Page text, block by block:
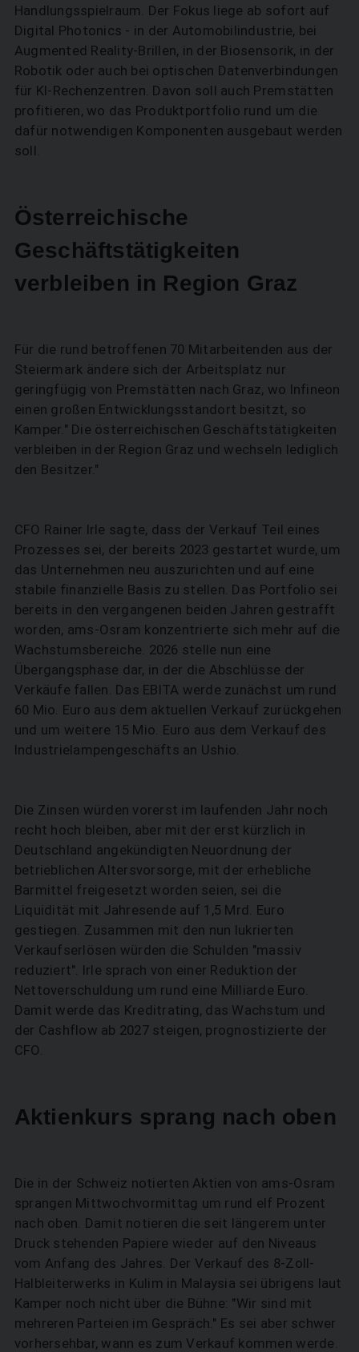
Handlungsspielraum. Der Fokus liege ab sofort auf
Digital Photonics - in der Automobilindustrie, bei
Augmented Reality-Brillen, in der Biosensorik, in der
Robotik oder auch bei optischen Datenverbindungen
für KI-Rechenzentren. Davon soll auch Premstätten
profitieren, wo das Produktportfolio rund um die
dafür notwendigen Komponenten ausgebaut werden
soll.
Österreichische
Geschäftstätigkeiten
verbleiben in Region Graz
Für die rund betroffenen 70 Mitarbeitenden aus der
Steiermark ändere sich der Arbeitsplatz nur
geringfügig von Premstätten nach Graz, wo Infineon
einen großen Entwicklungsstandort besitzt, so
Kamper." Die österreichischen Geschäftstätigkeiten
verbleiben in der Region Graz und wechseln lediglich
den Besitzer."
CFO Rainer Irle sagte, dass der Verkauf Teil eines
Prozesses sei, der bereits 2023 gestartet wurde, um
das Unternehmen neu auszurichten und auf eine
stabile finanzielle Basis zu stellen. Das Portfolio sei
bereits in den vergangenen beiden Jahren gestrafft
worden, ams-Osram konzentrierte sich mehr auf die
Wachstumsbereiche. 2026 stelle nun eine
Übergangsphase dar, in der die Abschlüsse der
Verkäufe fallen. Das EBITA werde zunächst um rund
60 Mio. Euro aus dem aktuellen Verkauf zurückgehen
und um weitere 15 Mio. Euro aus dem Verkauf des
Industrielampengeschäfts an Ushio.
Die Zinsen würden vorerst im laufenden Jahr noch
recht hoch bleiben, aber mit der erst kürzlich in
Deutschland angekündigten Neuordnung der
betrieblichen Altersvorsorge, mit der erhebliche
Barmittel freigesetzt worden seien, sei die
Liquidität mit Jahresende auf 1,5 Mrd. Euro
gestiegen. Zusammen mit den nun lukrierten
Verkaufserlösen würden die Schulden "massiv
reduziert". Irle sprach von einer Reduktion der
Nettoverschuldung um rund eine Milliarde Euro.
Damit werde das Kreditrating, das Wachstum und
der Cashflow ab 2027 steigen, prognostizierte der
CFO.
Aktienkurs sprang nach oben
Die in der Schweiz notierten Aktien von ams-Osram
sprangen Mittwochvormittag um rund elf Prozent
nach oben. Damit notieren die seit längerem unter
Druck stehenden Papiere wieder auf den Niveaus
vom Anfang des Jahres. Der Verkauf des 8-Zoll-
Halbleiterwerks in Kulim in Malaysia sei übrigens laut
Kamper noch nicht über die Bühne: "Wir sind mit
mehreren Parteien im Gespräch." Es sei aber schwer
vorhersehbar, wann es zum Verkauf kommen werde.